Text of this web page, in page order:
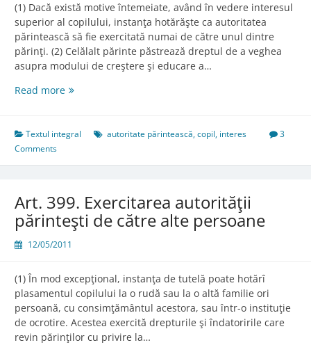
(1) Dacă există motive întemeiate, având în vedere interesul
superior al copilului, instanţa hotărăşte ca autoritatea
părintească să fie exercitată numai de către unul dintre
părinţi. (2) Celălalt părinte păstrează dreptul de a veghea
asupra modului de creştere şi educare a…
Read moreArt.
autorităţii
de
singur
părinte
Textul integral autoritate părintească,copil, interes
3
Comments
Art. 399. Exercitarea autorităţii
părinteşti de către alte persoane
12/05/2011
(1) În mod excepţional, instanţa de tutelă poate hotărî
plasamentul copilului la o rudă sau la o altă familie ori
persoană, cu consimţământul acestora, sau într-o instituţie
de ocrotire. Acestea exercită drepturile şi îndatoririle care
revin părinţilor cu privire la…